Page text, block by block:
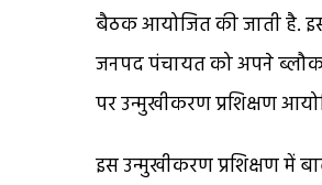
बैठक आयोजित की जाती है.
जनपद पंचायत को अपने ब्लौक
पर उन्मुखीकरण प्रशिक्षण
इस उन्मुखीकरण प्रशिक्षण में